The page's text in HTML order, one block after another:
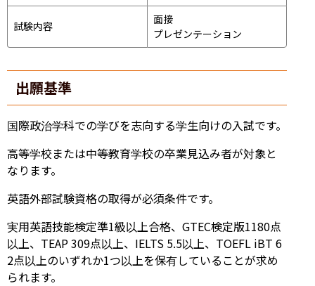
試験内容
面接
プレゼンテーション
出願基準
国際政治学科での学びを志向する学生向けの入試です。
高等学校または中等教育学校の卒業見込み者が対象と
なります。
英語外部試験資格の取得が必須条件です。
実用英語技能検定準1級以上合格、GTEC検定版1180点
以上、TEAP 309点以上、IELTS 5.5以上、TOEFL iBT 6
2点以上のいずれか1つ以上を保有していることが求め
られます。